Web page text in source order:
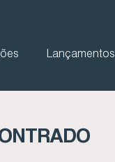
Lançamentos